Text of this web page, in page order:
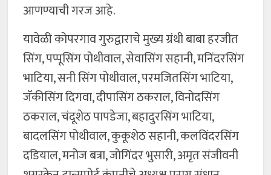
आणण्याची गरज आहे.
यावेळी कोपरगाव गुरुद्वाराचे मुख्य ग्रंथी बाबा हरजीत
सिंग, पप्पूसिंग पोथीवाल, सेवासिंग सहानी, मनिंदरसिंग
भाटिया, सनी सिंग पोथीवाल, परमजितसिंग भाटिया,
जॅकीसिंग दिगवा, दीपासिंग ठकराल, विनोदसिंग
ठकराल, चंदूशेठ पापडेजा, बहादुरसिंग भाटिया,
बादलसिंग पोथीवाल, कुकूशेठ सहानी, कलविंदरसिंग
दडियाल, मनोज बत्रा, जोगिंदर भुसारी, अमृत संजीवनी